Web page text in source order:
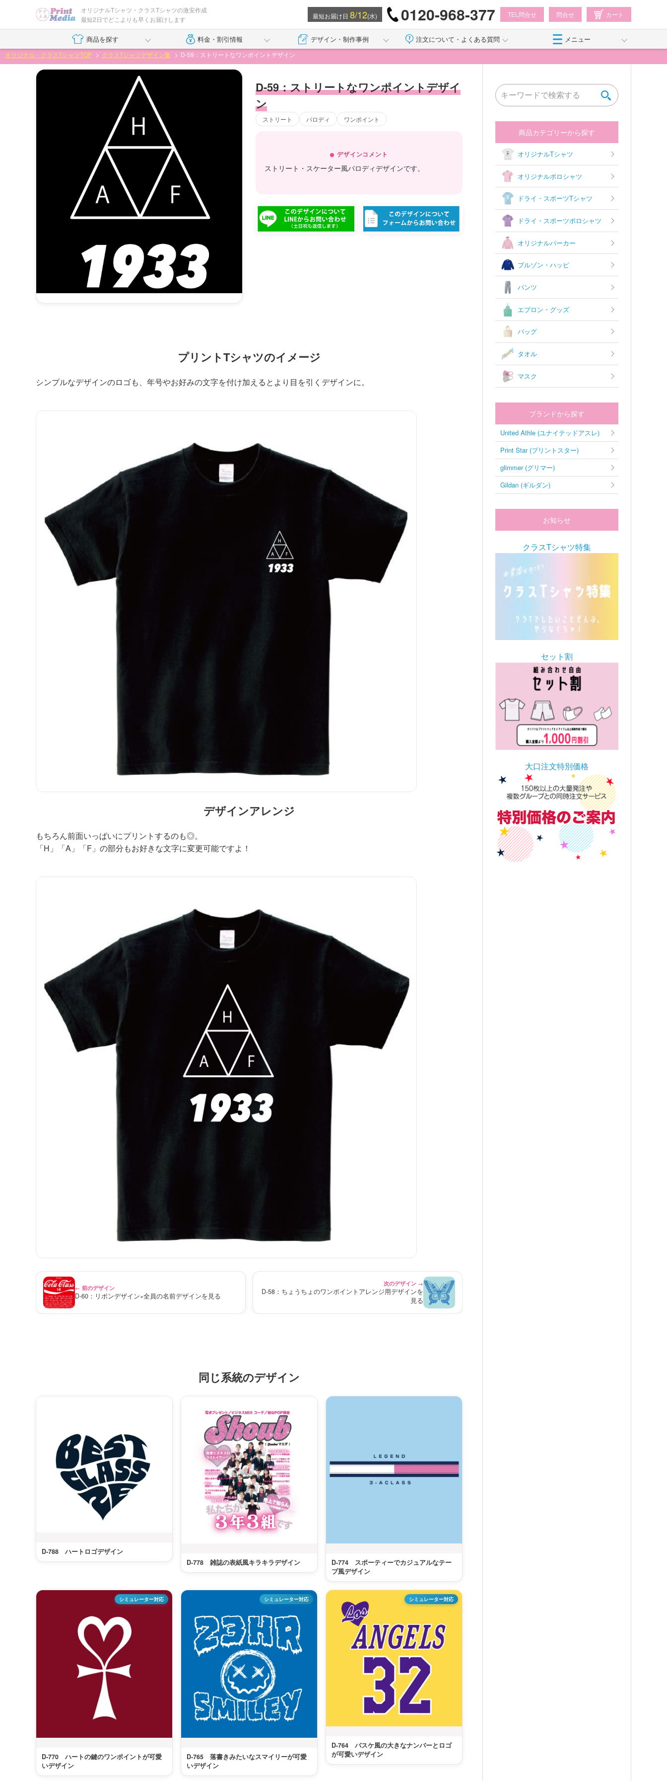
オリジナルTシャツ・クラスTシャツの激安作成
最短2日でどこよりも早くお届けします
最短お届け日8/12(水) 0120-968-377 TEL問合せ 問合せ カート
商品を探す 料金・割引情報 デザイン・制作事例 注文について・よくある質問 メニュー
オリジナル・クラスTシャツTOP クラスTシャツデザイン集 D-59：ストリートなワンポイントデザイン
D-59：ストリートなワンポイントデザイ
ン
ストリート パロディ ワンポイント
デザインコメント
ストリート・スケーター風パロディデザインです。
プリントTシャツのイメージ
シンプルなデザインのロゴも、年号やお好みの文字を付け加えるとより目を引くデザインに。
デザインアレンジ
もちろん前面いっぱいにプリントするのも◎。
「H」「A」「F」の部分もお好きな文字に変更可能ですよ！
← 前のデザイン
D-60：リボンデザイン×全員の名前デザインを見る
次のデザイン →
D-58：ちょうちょのワンポイントアレンジ用デザインを
見る
同じ系統のデザイン
D-788 ハートロゴデザイン
D-778 雑誌の表紙風キラキラデザイン
D-774 スポーティーでカジュアルなテー
プ風デザイン
シミュレーター対応
D-770 ハートの鍵のワンポイントが可愛
いデザイン
シミュレーター対応
D-765 落書きみたいなスマイリーが可愛
いデザイン
シミュレーター対応
D-764 バスケ風の大きなナンバーとロゴ
が可愛いデザイン
商品カテゴリーから探す
オリジナルTシャツ
オリジナルポロシャツ
ドライ・スポーツTシャツ
ドライ・スポーツポロシャツ
オリジナルパーカー
ブルゾン・ハッピ
パンツ
エプロン・グッズ
バッグ
タオル
マスク
ブランドから探す
United Athle (ユナイテッドアスレ)
Print Star (プリントスター)
glimmer (グリマー)
Gildan (ギルダン)
お知らせ
クラスTシャツ特集
セット割
大口注文特別価格